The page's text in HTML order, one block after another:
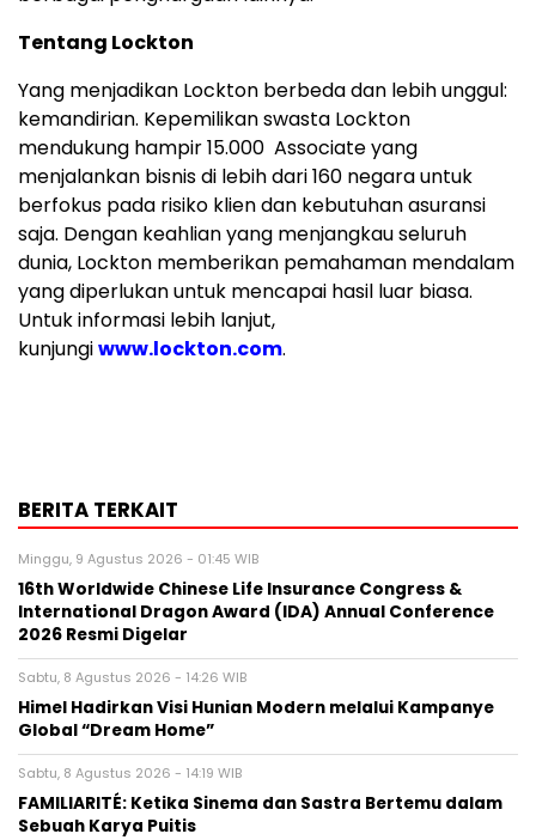
Tentang Lockton
Yang menjadikan Lockton berbeda dan lebih unggul:
kemandirian. Kepemilikan swasta Lockton
mendukung hampir 15.000 Associate yang
menjalankan bisnis di lebih dari 160 negara untuk
berfokus pada risiko klien dan kebutuhan asuransi
saja. Dengan keahlian yang menjangkau seluruh
dunia, Lockton memberikan pemahaman mendalam
yang diperlukan untuk mencapai hasil luar biasa.
Untuk informasi lebih lanjut,
kunjungiwww.lockton.com.
BERITA TERKAIT
Minggu, 9 Agustus 2026 - 01:45 WIB
16th Worldwide Chinese Life Insurance Congress &
International Dragon Award (IDA) Annual Conference
2026 Resmi Digelar
Sabtu, 8 Agustus 2026 - 14:26 WIB
Himel Hadirkan Visi Hunian Modern melalui Kampanye
Global “Dream Home”
Sabtu, 8 Agustus 2026 - 14:19 WIB
FAMILIARITÉ: Ketika Sinema dan Sastra Bertemu dalam
Sebuah Karya Puitis